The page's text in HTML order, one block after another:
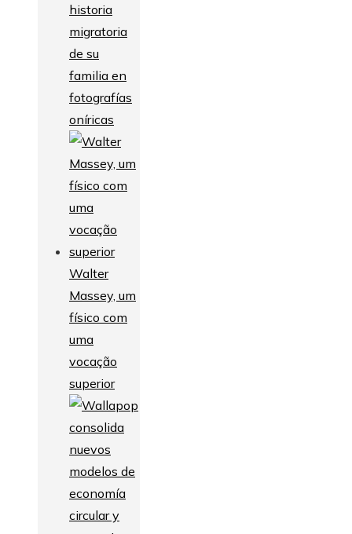
historia
migratoria
de su
familia en
fotografías
oníricas
Walter
Massey, um
físico com
uma
vocação
superior